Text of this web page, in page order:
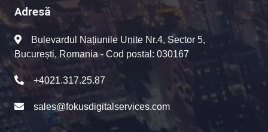
Adresă
Bulevardul Națiunile Unite Nr.4, Sector 5,
București, Romania - Cod postal: 030167
+4021.317.25.87
sales@fokusdigitalservices.com